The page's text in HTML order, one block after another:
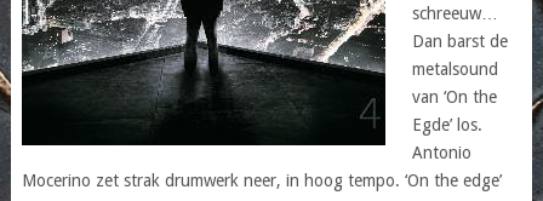
schreeuw…
Dan barst de
metalsound
van ‘On the
Egde’ los.
Antonio
Mocerino zet strak drumwerk neer, in hoog tempo. ‘On the edge’